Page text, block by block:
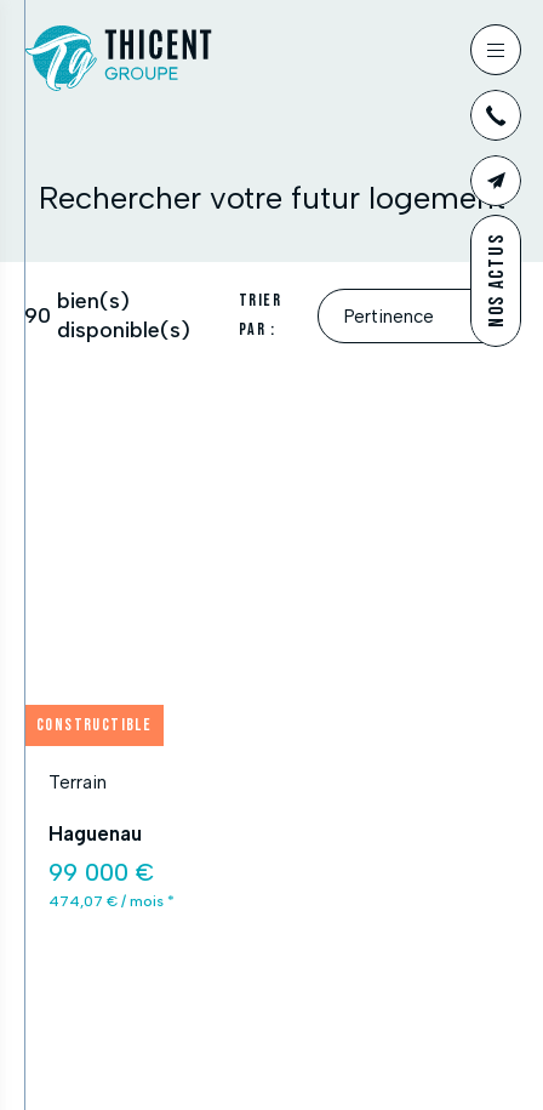
NOS ACTUS
Rechercher votre futur logement
90
bien(s)
disponible(s)
Trier
par :
Constructible
Terrain
Haguenau
99 000 €
474,07 € / mois *